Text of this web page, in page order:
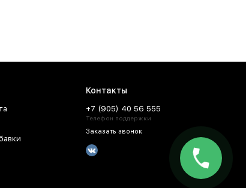
Контакты
+7 (905) 40 56 555
Телефон поддержки
Заказать звонок